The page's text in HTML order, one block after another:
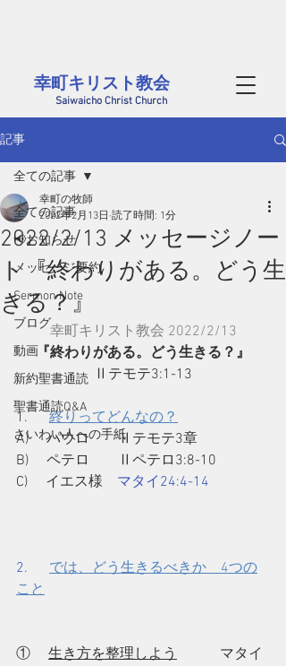
幸町キリスト教会​
Saiwaicho Christ Church
記事
全ての記事
📢お知らせ
メッセージ要約
Sermon Note
ブログ
動画
新約聖書通読
聖書通読Q&A
さいわい人への手紙
全ての記事
2022/2/13 メッセージノー
ト『終わりがある。どう生
きる？』
幸町の牧師
2022年2月13日 読了時間: 1分
幸町キリスト教会 2022/2/13
『終わりがある。どう生きる？』
Ⅱテモテ3:1-13
1. 終りってどんなの？
A)     パウロ　　Ⅱテモテ3章
B)     ペテロ　　Ⅱペテロ3:8-10
C)     イエス様 マタイ24:4-14
2. では、どう生きるべきか　4つの
こと
① 生き方を整理しよう マタイ